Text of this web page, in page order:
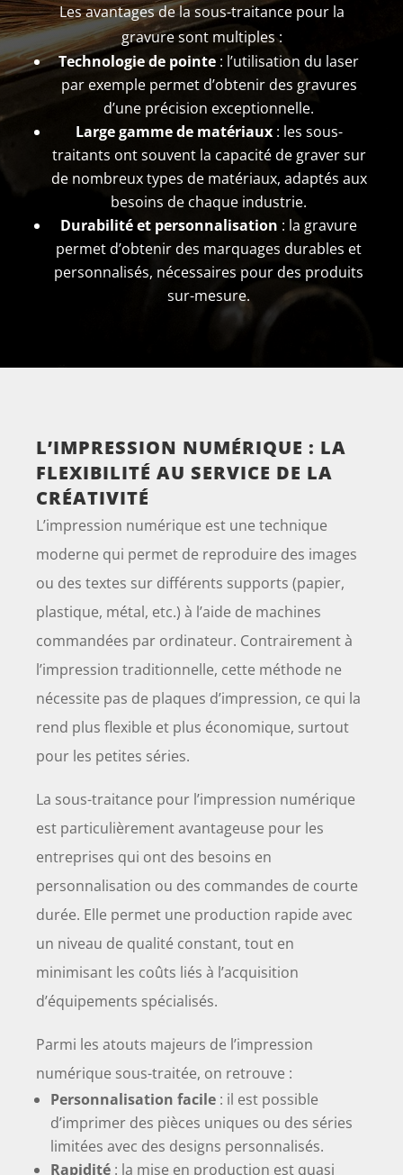
Les avantages de la sous-traitance pour la
gravure sont multiples :
Technologie de pointe : l’utilisation du laser
par exemple permet d’obtenir des gravures
d’une précision exceptionnelle.
Large gamme de matériaux : les sous-
traitants ont souvent la capacité de graver sur
de nombreux types de matériaux, adaptés aux
besoins de chaque industrie.
Durabilité et personnalisation : la gravure
permet d’obtenir des marquages durables et
personnalisés, nécessaires pour des produits
sur-mesure.
L’IMPRESSION NUMÉRIQUE : LA
FLEXIBILITÉ AU SERVICE DE LA
CRÉATIVITÉ
L’impression numérique est une technique
moderne qui permet de reproduire des images
ou des textes sur différents supports (papier,
plastique, métal, etc.) à l’aide de machines
commandées par ordinateur. Contrairement à
l’impression traditionnelle, cette méthode ne
nécessite pas de plaques d’impression, ce qui la
rend plus flexible et plus économique, surtout
pour les petites séries.
La sous-traitance pour l’impression numérique
est particulièrement avantageuse pour les
entreprises qui ont des besoins en
personnalisation ou des commandes de courte
durée. Elle permet une production rapide avec
un niveau de qualité constant, tout en
minimisant les coûts liés à l’acquisition
d’équipements spécialisés.
Parmi les atouts majeurs de l’impression
numérique sous-traitée, on retrouve :
Personnalisation facile : il est possible
d’imprimer des pièces uniques ou des séries
limitées avec des designs personnalisés.
Rapidité : la mise en production est quasi